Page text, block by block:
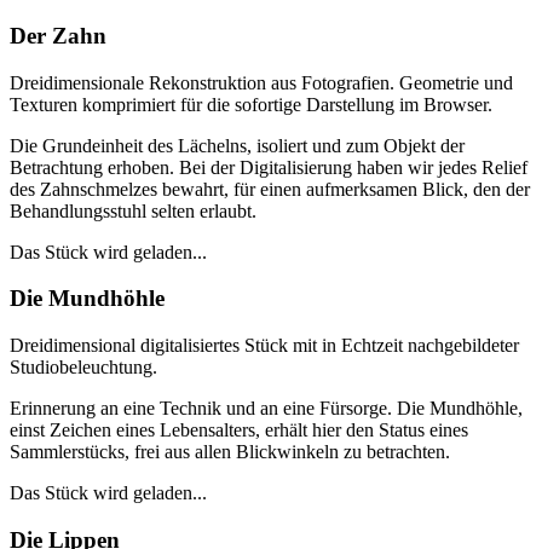
Der Zahn
Dreidimensionale Rekonstruktion aus Fotografien. Geometrie und
Texturen komprimiert für die sofortige Darstellung im Browser.
Die Grundeinheit des Lächelns, isoliert und zum Objekt der
Betrachtung erhoben. Bei der Digitalisierung haben wir jedes Relief
des Zahnschmelzes bewahrt, für einen aufmerksamen Blick, den der
Behandlungsstuhl selten erlaubt.
Das Stück wird geladen...
Die Mundhöhle
Dreidimensional digitalisiertes Stück mit in Echtzeit nachgebildeter
Studiobeleuchtung.
Erinnerung an eine Technik und an eine Fürsorge. Die Mundhöhle,
einst Zeichen eines Lebensalters, erhält hier den Status eines
Sammlerstücks, frei aus allen Blickwinkeln zu betrachten.
Das Stück wird geladen...
Die Lippen